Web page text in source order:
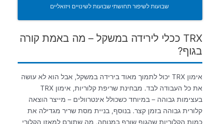
שבועות לשיפור תחושתי שבועות לשינויים ויזואליים
TRX ככלי לירידה במשקל – מה באמת קורה
בגוף?
אימון TRX יכול לתמוך מאוד בירידה במשקל, אבל הוא לא עושה
את כל העבודה לבד. מבחינת שריפת קלוריות, אימון TRX
בעצימות גבוהה – במיוחד כשכולל אינטרוולים – מייצר הוצאה
קלורית גבוהה בזמן קצר. בנוסף, בניית מסת שריר מגדילה את
כמות הקלוריות שהגוף שורף במנוחה, מה שתורם למאזן הקלורי